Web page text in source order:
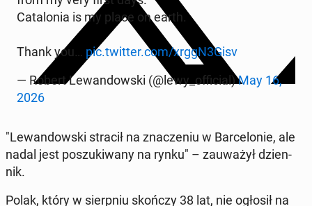
Ca­ta­lo­nia is my place on earth.
Thank you… pic.twitter.com/xrggN3Gisv
— Robert Le­wan­dow­ski (@lewy_of­fi­cial)May 16,
2026
"Le­wan­dow­ski stracił na zna­cze­niu w Bar­ce­lo­nie, ale
nadal jest po­szu­ki­wa­ny na rynku" – za­uwa­żył dzien­
nik.
Polak, który w sierp­niu skończy 38 lat, nie ogłosił na